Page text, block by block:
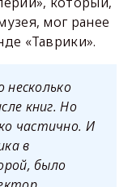
мог ранее
«Таврики».
несколько
книг. Но
частично. И
в
было